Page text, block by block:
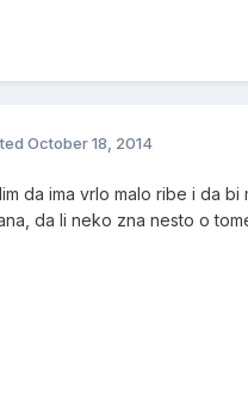
October 18, 2014
da ima vrlo malo ribe i da
da li neko zna nesto o